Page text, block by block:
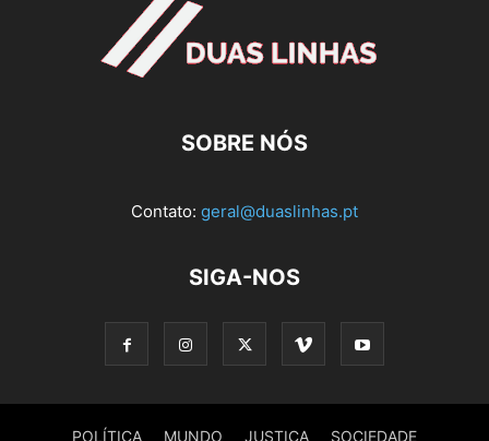
SOBRE NÓS
Contato: geral@duaslinhas.pt
SIGA-NOS
POLÍTICA MUNDO JUSTIÇA SOCIEDADE